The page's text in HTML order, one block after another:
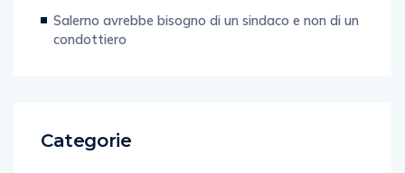
Salerno avrebbe bisogno di un sindaco e non di un
condottiero
Categorie